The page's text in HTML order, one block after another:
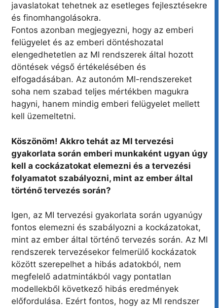
javaslatokat tehetnek az esetleges fejlesztésekre
és finomhangolásokra.
Fontos azonban megjegyezni, hogy az emberi
felügyelet és az emberi döntéshozatal
elengedhetetlen az MI rendszerek által hozott
döntések végső értékelésében és
elfogadásában. Az autonóm MI-rendszereket
soha nem szabad teljes mértékben magukra
hagyni, hanem mindig emberi felügyelet mellett
kell üzemeltetni.
Köszönöm! Akkro tehát az MI tervezési
gyakorlata során emberi munkaként ugyan úgy
kell a cockázatokat elemezni és a tervezési
folyamatot szabályozni, mint az ember által
történő tervezés során?
Igen, az MI tervezési gyakorlata során ugyanúgy
fontos elemezni és szabályozni a kockázatokat,
mint az ember által történő tervezés során. Az MI
rendszerek tervezésekor felmerülő kockázatok
között szerepelhet a hibás adatokból, nem
megfelelő adatmintákból vagy pontatlan
modellekből következő hibás eredmények
előfordulása. Ezért fontos, hogy az MI rendszer